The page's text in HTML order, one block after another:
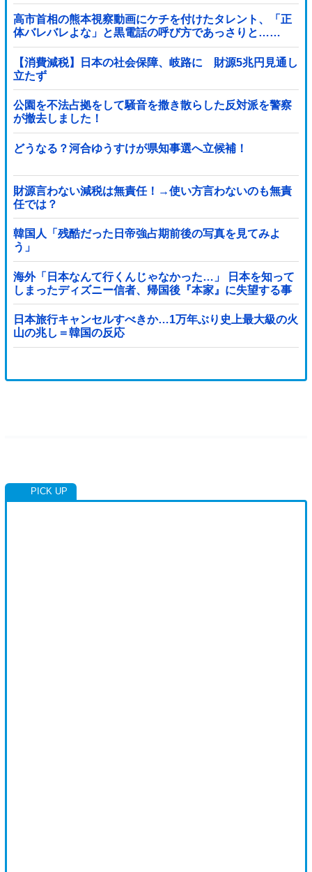
高市首相の熊本視察動画にケチを付けたタレント、「正
体バレバレよな」と黒電話の呼び方であっさりと……
【消費減税】日本の社会保障、岐路に 財源5兆円見通し
立たず
公園を不法占拠をして騒音を撒き散らした反対派を警察
が撤去しました！
どうなる？河合ゆうすけが県知事選へ立候補！
財源言わない減税は無責任！→使い方言わないのも無責
任では？
韓国人「残酷だった日帝強占期前後の写真を見てみよ
う」
海外「日本なんて行くんじゃなかった…」 日本を知って
しまったディズニー信者、帰国後『本家』に失望する事
態に
日本旅行キャンセルすべきか…1万年ぶり史上最大級の火
山の兆し＝韓国の反応